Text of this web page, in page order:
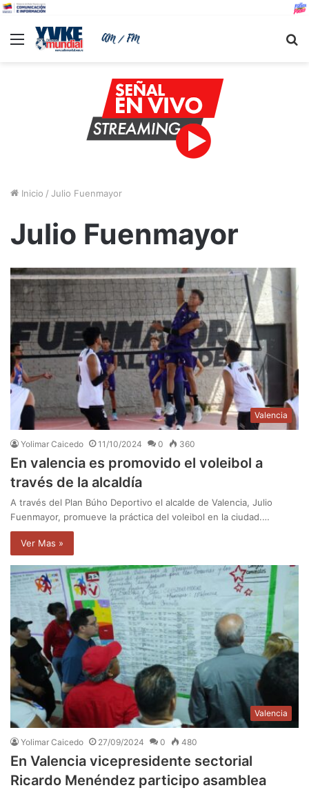
Menu
Inicio / Julio Fuenmayor
Julio Fuenmayor
Valencia
Yolimar Caicedo 11/10/2024 0 360
En valencia es promovido el voleibol a
través de la alcaldía
A través del Plan Búho Deportivo el alcalde de Valencia, Julio
Fuenmayor, promueve la práctica del voleibol en la ciudad.…
Ver Mas »
Valencia
Yolimar Caicedo 27/09/2024 0 480
En Valencia vicepresidente sectorial
Ricardo Menéndez participo asamblea